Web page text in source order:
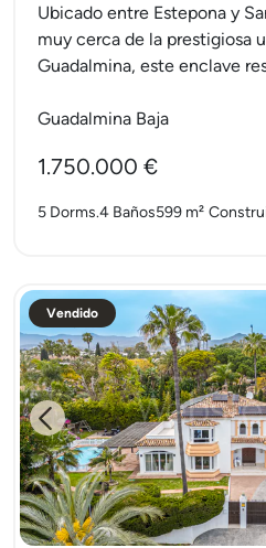
Ubicado entre Estepona y
muy cerca de la prestigiosa
Guadalmina, este enclave
Guadalmina Baja
1.750.000 €
5 Dorms.4 Baños599 m²
Vendido
Previous